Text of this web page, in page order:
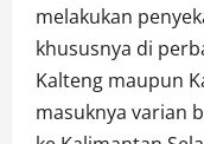
melakukan
khususnya di
Kalteng maupun
masuknya varian